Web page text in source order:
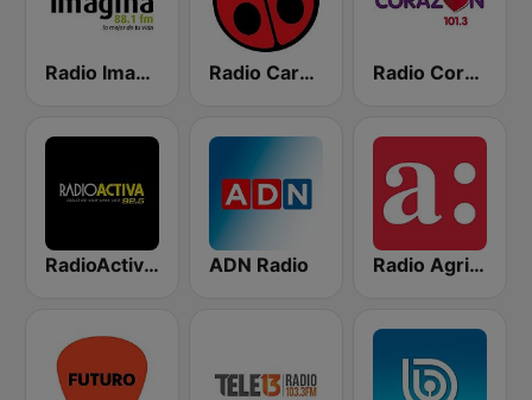
Radio Imagina Radio Carolina Radio Corazón FM
RadioActiva 92.5 ADN Radio Radio Agricultura